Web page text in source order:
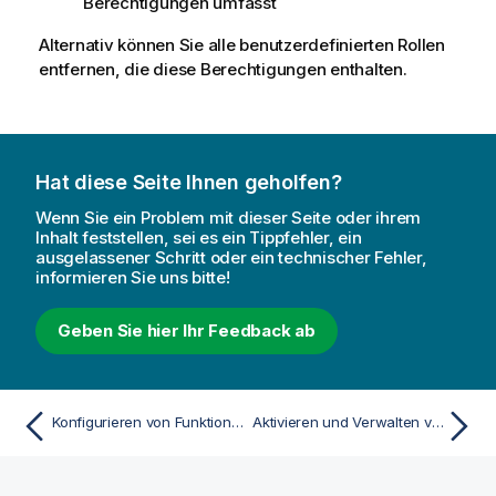
Alternativ können Sie alle benutzerdefinierten Rollen
entfernen, die diese Berechtigungen enthalten.
Hat diese Seite Ihnen geholfen?
Wenn Sie ein Problem mit dieser Seite oder ihrem
Inhalt feststellen, sei es ein Tippfehler, ein
ausgelassener Schritt oder ein technischer Fehler,
informieren Sie uns bitte!
Geben Sie hier Ihr Feedback ab
Konfigurieren von Funktionen und Integrationen Aktivieren und Verwalten von Datenalarmen